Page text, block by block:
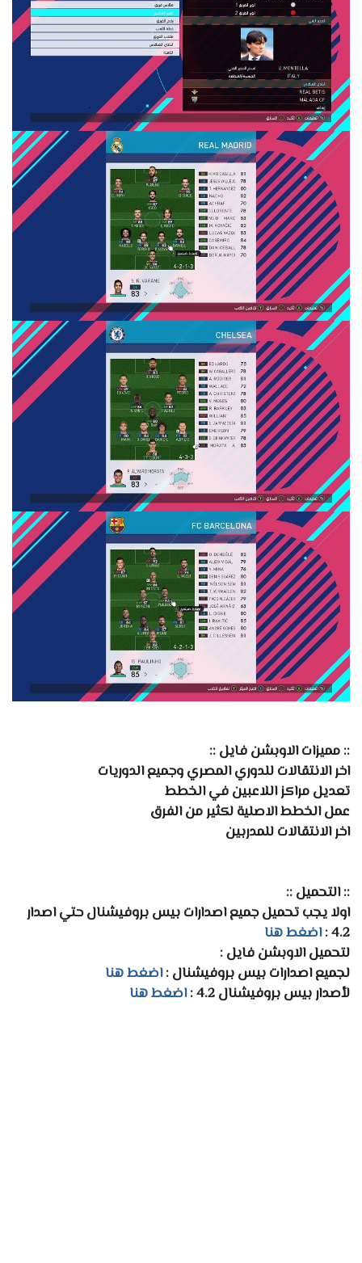
:: مميزات الاوبشن فايل ::
اخر الانتقالات للدوري المصري وجميع الدوريات
تعديل مراكز اللاعبين في الخطط
عمل الخطط الاصلية لكثير من الفرق
اخر الانتقالات للمدربين
:: التحميل ::
اولا يجب تحميل جميع اصدارات بيس بروفيشنال حتي اصدار
4.2 : اضغط هنا
لتحميل الاوبشن فايل :
لجميع اصدارات بيس بروفيشنال :اضغط هنا
لأصدار بيس بروفيشنال 4.2 :
اضغط هنا